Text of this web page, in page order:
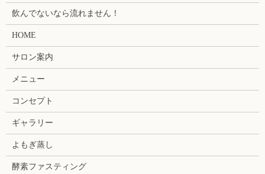
飲んでないなら流れません！
HOME
サロン案内
メニュー
コンセプト
ギャラリー
よもぎ蒸し
酵素ファスティング